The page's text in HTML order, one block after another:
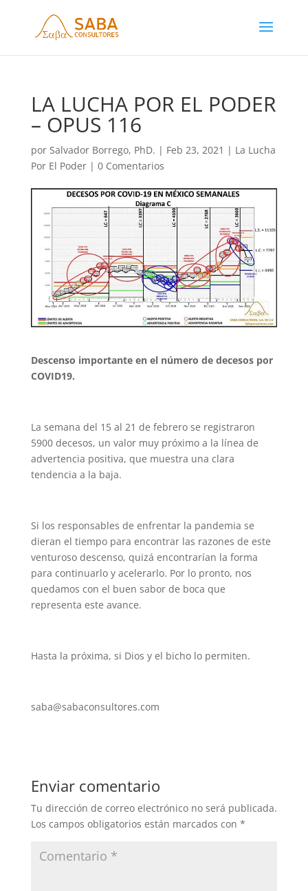
LA LUCHA POR EL PODER
– OPUS 116
por Salvador Borrego, PhD. | Feb 23, 2021 | La Lucha
Por El Poder| 0 Comentarios
Descenso importante en el número de decesos por
COVID19.
La semana del 15 al 21 de febrero se registraron
5900 decesos, un valor muy próximo a la línea de
advertencia positiva, que muestra una clara
tendencia a la baja.
Si los responsables de enfrentar la pandemia se
dieran el tiempo para encontrar las razones de este
venturoso descenso, quizá encontrarían la forma
para continuarlo y acelerarlo. Por lo pronto, nos
quedamos con el buen sabor de boca que
representa este avance.
Hasta la próxima, si Dios y el bicho lo permiten.
saba@sabaconsultores.com
Enviar comentario
Tu dirección de correo electrónico no será publicada.
Los campos obligatorios están marcados con *